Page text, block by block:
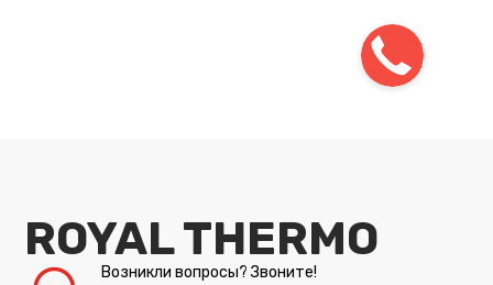
ROYAL THERMO
Возникли вопросы? Звоните!